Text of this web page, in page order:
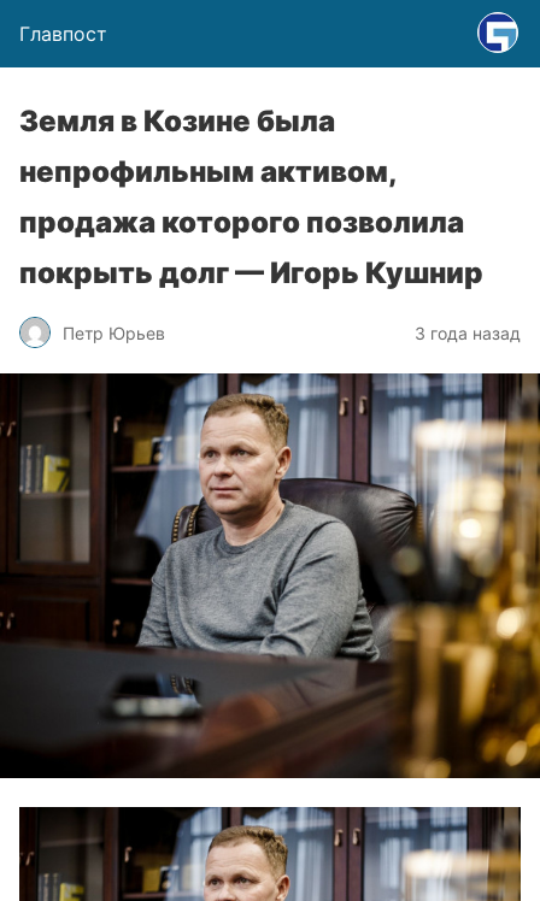
Главпост
Земля в Козине была
непрофильным активом,
продажа которого позволила
покрыть долг — Игорь Кушнир
Петр Юрьев 3 года назад